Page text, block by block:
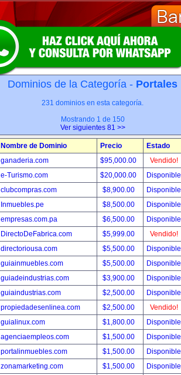
Dominios de la Categoría - Portales
231 dominios en esta categoría.
Mostrando 1 de 150
Ver siguientes 81 >>
Nombre de Dominio Precio
Estado
ganaderia.com
$95,000.00
Vendido!
e-Turismo.com
$20,000.00
Disponible
clubcompras.com
$8,900.00
Disponible
Inmuebles.pe
$8,500.00
Disponible
empresas.com.pa
$6,500.00
Disponible
DirectoDeFabrica.com
$5,999.00
Vendido!
directoriousa.com
$5,500.00
Disponible
guiainmuebles.com
$5,500.00
Disponible
guiadeindustrias.com
$3,900.00
Disponible
guiaindustrias.com
$2,500.00
Disponible
propiedadesenlinea.com
$2,500.00
Vendido!
guialinux.com
$1,800.00
Disponible
agenciaempleos.com
$1,500.00
Disponible
portalinmuebles.com
$1,500.00
Disponible
zonamarketing.com
$1,500.00
Disponible